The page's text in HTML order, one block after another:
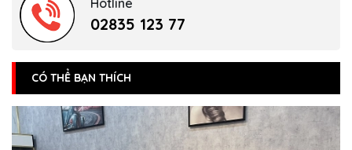
02835 123 77
CÓ THỂ BẠN THÍCH